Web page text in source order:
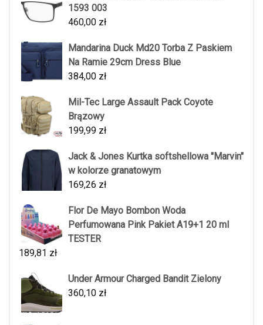
1593 003
460,00 zł
Mandarina Duck Md20 Torba Z Paskiem
Na Ramie 29cm Dress Blue
384,00 zł
Mil-Tec Large Assault Pack Coyote
Brązowy
199,99 zł
Jack & Jones Kurtka softshellowa "Marvin"
w kolorze granatowym
169,26 zł
Flor De Mayo Bombon Woda
Perfumowana Pink Pakiet A19+1 20 ml
TESTER
189,81 zł
Under Armour Charged Bandit Zielony
360,10 zł